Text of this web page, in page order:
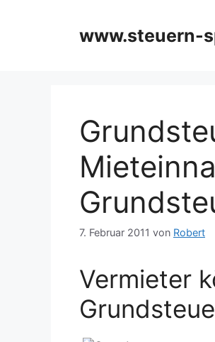
www.steuern-
7. Februar 2011 von Robert
Vermieter